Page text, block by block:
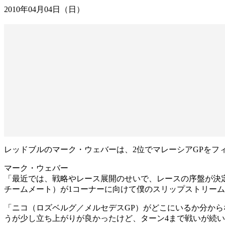
2010年04月04日（日）
レッドブルのマーク・ウェバーは、2位でマレーシアGPをフ
マーク・ウェバー
「最近では、戦略やレース展開のせいで、レースの序盤が
チームメート）が1コーナーに向けて僕のスリップストリー
「ニコ（ロズベルグ／メルセデスGP）がどこにいるか分
うが少し立ち上がりが良かったけど、ターン4まで戦いが続